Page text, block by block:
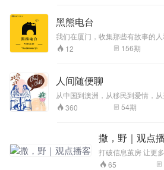
的苦慢慢熬成甜，成为你对抗孤独
黑熊电台
我们在厦门，收集那些有故事的
事。音乐、体育、电影、动漫，美
新媒体，我们什么都要一一聊过去
12 156期
人间随便聊
从中国到澳洲，从移民到爱情，从
我们聊的不只是生活，而是每个成
的现实与迷茫。 在这里，80后的我们一起探索身
感慨，偶尔吐槽，更多时候是以过
享那些你可能也正在经历的困惑。 欢迎加入我们
的碎碎念，找到一些熟悉的共鸣，
事，想想自己的生活。
360 54期
撒，野｜观点
打破信息茧房 让更
自由流淌 兼听则明，
65